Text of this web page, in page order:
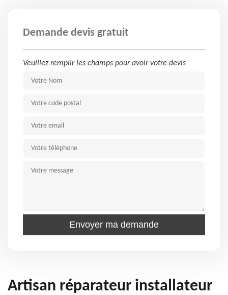
Demande devis gratuit
Veuillez remplir les champs pour avoir votre devis
Artisan réparateur installateur